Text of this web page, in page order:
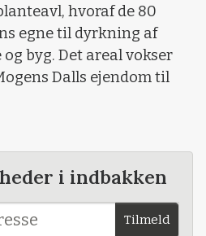
hvoraf de 80
egne til dyrkning af
byg. Det areal vokser
Dalls ejendom til
i indbakken
Tilmeld